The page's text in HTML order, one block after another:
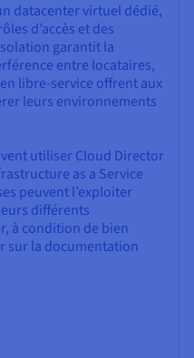
datacenter virtuel dédié,
d’accès et des
garantit la
entre locataires,
libre-service offrent aux
leurs environnements
utiliser Cloud Director
as a Service
peuvent l’exploiter
différents
à condition de bien
sur la documentation